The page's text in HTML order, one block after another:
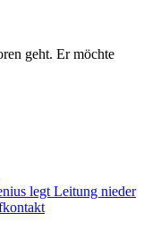
geht. Er möchte
legt Leitung nieder